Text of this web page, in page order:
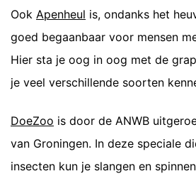
Ook Apenheul is, ondanks het
goed begaanbaar voor mensen
Hier sta je oog in oog met de
je veel verschillende soorten
DoeZoo is door de ANWB
van Groningen. In deze speciale
insecten kun je slangen en